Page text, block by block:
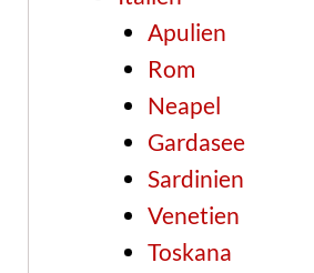
Apulien
Rom
Neapel
Gardasee
Sardinien
Venetien
Toskana